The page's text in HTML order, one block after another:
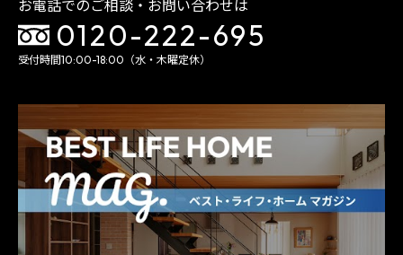
お電話でのご相談・お問い合わせは
0120-222-695
受付時間10:00-18:00（水・木曜定休）